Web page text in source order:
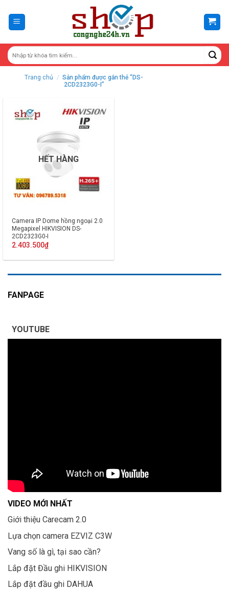
content
Trang chủ / Sản phẩm được gắn thẻ “DS-
2CD2323G0-I”
HẾT HÀNG
Camera IP Dome hồng ngoại 2.0
Megapixel HIKVISION DS-
2CD2323G0-I
2.403.500₫
FANPAGE
YOUTUBE
VIDEO MỚI NHẤT
Giới thiệu Carecam 2.0
Lựa chọn camera EZVIZ C3W
Vang số là gì, tại sao cần?
Lắp đặt Đầu ghi HIKVISION
Lắp đặt đầu ghi DAHUA